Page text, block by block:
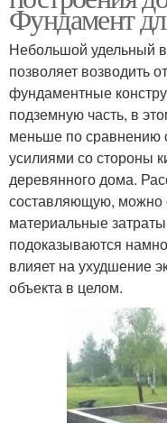
Фундамент
Небольшой удельный
позволяет возводить
фундаментные
подземную часть, в
меньше по сравнению
усилиями со стороны
деревянного дома.
составляющую, можно
материальные
подоказываются
влияет на ухудшение
объекта в целом.